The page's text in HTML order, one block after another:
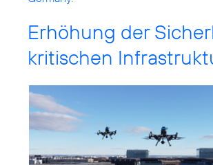
Erhöhung der
kritischen